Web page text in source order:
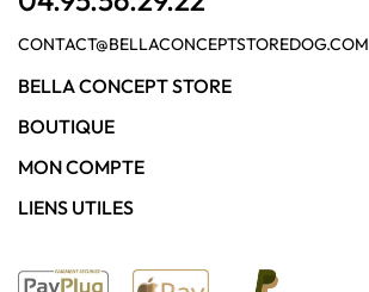
CONTACT@BELLACONCEPTSTOREDOG.COM
BELLA CONCEPT STORE
BOUTIQUE
MON COMPTE
LIENS UTILES